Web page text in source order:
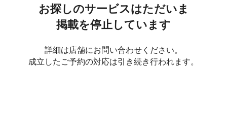
お探しのサービスはただいま
掲載を停止しています
詳細は店舗にお問い合わせください。
成立したご予約の対応は引き続き行われます。